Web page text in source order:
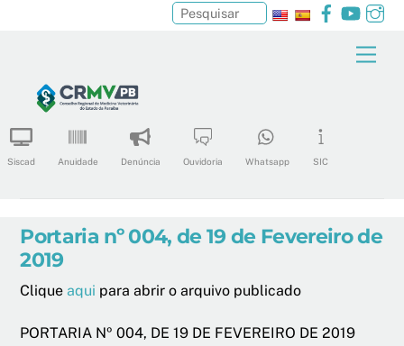
content
Facebook
Siscad Anuidade Denúncia Ouvidoria Whatsapp SIC
Pesquisar
Portaria nº 004, de 19 de Fevereiro de
2019
Clique aqui para abrir o arquivo publicado
PORTARIA Nº 004, DE 19 DE FEVEREIRO DE 2019